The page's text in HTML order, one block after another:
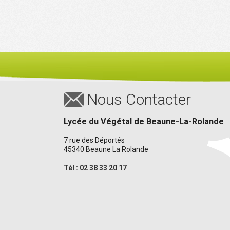
Nous Contacter
Lycée du Végétal de Beaune-La-Rolande
7 rue des Déportés
45340 Beaune La Rolande
Tél : 02 38 33 20 17